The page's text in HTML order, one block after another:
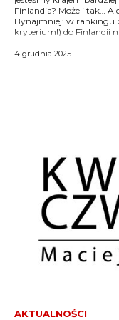
Finlandia? Może i tak…
Bynajmniej: w rankingu
kryterium!) do Finlandii
4 grudnia 2025
AKTUALNOŚCI